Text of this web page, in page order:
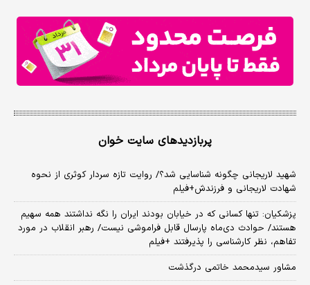
پربازدیدهای سایت خوان
شهید لاریجانی چگونه شناسایی شد؟/ روایت تازه سردار کوثری از نحوه
شهادت لاریجانی و فرزندش+فیلم
پزشکیان: تنها کسانی که در خیابان بودند ایران را نگه نداشتند همه سهیم
هستند/ حوادث دی‌ماه پارسال قابل فراموشی نیست/ رهبر انقلاب در مورد
تفاهم، نظر کارشناسی را پذیرفتند +فیلم
مشاور سیدمحمد خاتمی درگذشت